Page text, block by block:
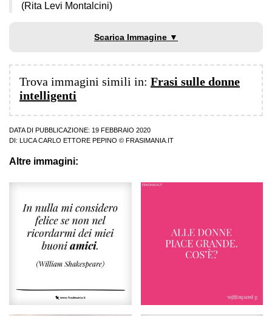
(Rita Levi Montalcini)
Scarica Immagine ▼
Trova immagini simili in: Frasi sulle donne
intelligenti
DATA DI PUBBLICAZIONE: 19 FEBBRAIO 2020
DI:
LUCA CARLO ETTORE PEPINO © FRASIMANIA.IT
Altre immagini: